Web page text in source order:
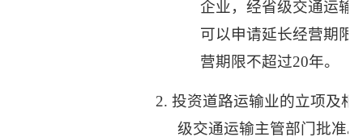
企业，经省级交通运输
可以申请延长经营期限
营期限不超过20年。
2. 投资道路运输业的立项及相
级交通运输主管部门批准。